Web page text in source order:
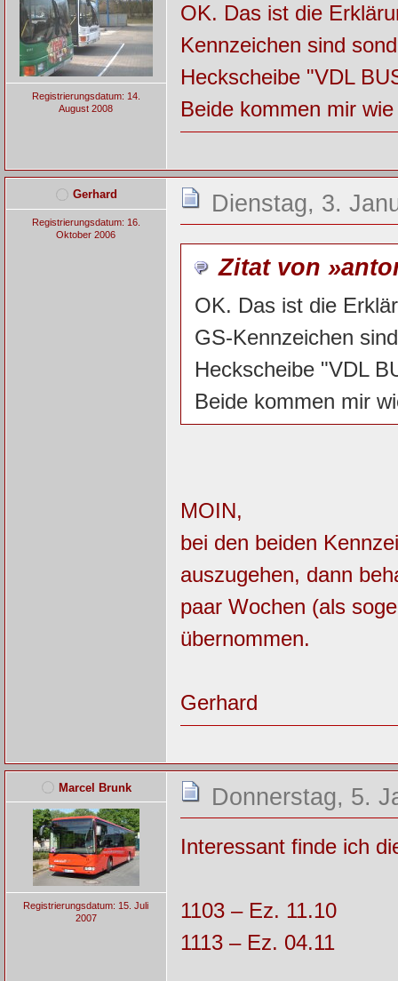
Registrierungsdatum: 14.
August 2008
OK. Das ist die
Kennzeichen sind
Heckscheibe "VDL
Beide kommen mir
Gerhard
Registrierungsdatum: 16.
Oktober 2006
Dienstag, 3.
Zitat von
OK. Das ist die
GS-Kennzeichen
Heckscheibe "VDL
Beide kommen mir
MOIN,
bei den beiden
auszugehen, dann
paar Wochen (als
übernommen.
Gerhard
Marcel Brunk
Registrierungsdatum: 15. Juli
2007
Donnerstag, 5.
Interessant finde ich
1103 – Ez. 11.10
1113 – Ez. 04.11